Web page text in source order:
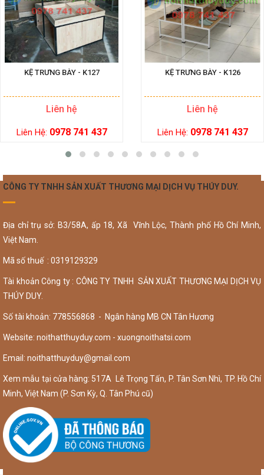
KỆ TRƯNG BÀY - K127
Liên hệ
Liên Hệ: 0978 741 437
KỆ TRƯNG BÀY - K126
Liên hệ
Liên Hệ: 0978 741 437
CÔNG TY TNHH SẢN XUẤT THƯƠNG MẠI DỊCH VỤ THÚY DUY.
Địa chỉ trụ sở: B3/58A, ấp 18, Xã Vĩnh Lộc, Thành phố Hồ Chí Minh,
Việt Nam.
Mã số thuế : 0319129329
Tài khoản Công ty : CÔNG TY TNHH SẢN XUẤT THƯƠNG MẠI DỊCH VỤ
THÚY DUY.
Số tài khoản: 778556868 - Ngân hàng MB CN Tân Hương
Website: noithatthuyduy.com - xuongnoithatsi.com
Email: noithatthuyduy@gmail.com
Xem mẫu tại cửa hàng: 517A Lê Trọng Tấn, P. Tân Sơn Nhì, TP. Hồ Chí
Minh, Việt Nam (P. Sơn Kỳ, Q. Tân Phú cũ)